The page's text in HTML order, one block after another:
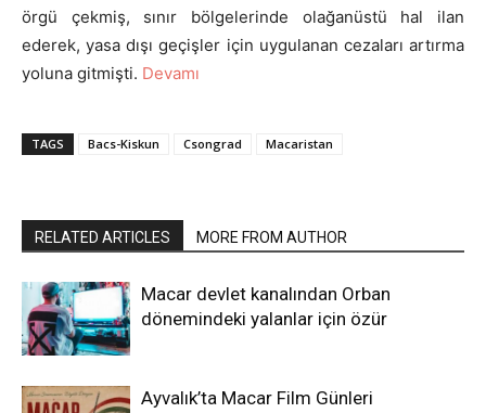
örgü çekmiş, sınır bölgelerinde olağanüstü hal ilan
ederek, yasa dışı geçişler için uygulanan cezaları artırma
yoluna gitmişti. Devamı
TAGS Bacs-Kiskun Csongrad Macaristan
RELATED ARTICLES MORE FROM AUTHOR
Macar devlet kanalından Orban
dönemindeki yalanlar için özür
Ayvalık’ta Macar Film Günleri